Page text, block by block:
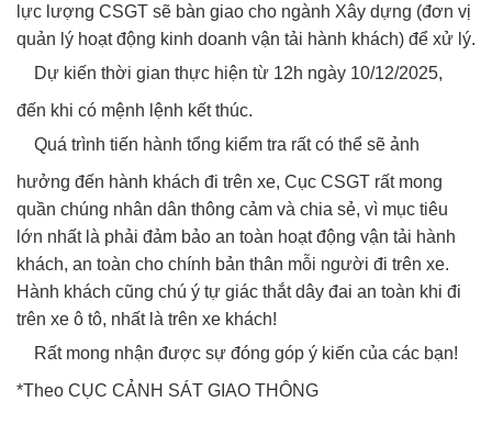
lực lượng CSGT sẽ bàn giao cho ngành Xây dựng (đơn vị
quản lý hoạt động kinh doanh vận tải hành khách) để xử lý.
Dự kiến thời gian thực hiện từ 12h ngày 10/12/2025,
đến khi có mệnh lệnh kết thúc.
Quá trình tiến hành tổng kiểm tra rất có thể sẽ ảnh
hưởng đến hành khách đi trên xe, Cục CSGT rất mong
quần chúng nhân dân thông cảm và chia sẻ, vì mục tiêu
lớn nhất là phải đảm bảo an toàn hoạt động vận tải hành
khách, an toàn cho chính bản thân mỗi người đi trên xe.
Hành khách cũng chú ý tự giác thắt dây đai an toàn khi đi
trên xe ô tô, nhất là trên xe khách!
Rất mong nhận được sự đóng góp ý kiến của các bạn!
*Theo CỤC CẢNH SÁT GIAO THÔNG